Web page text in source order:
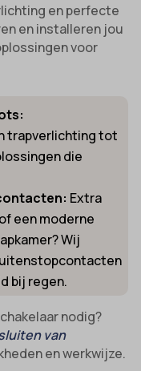
en perfecte
en installeren jou
voor
trapverlichting tot
die
Extra
een moderne
Wij
bij regen.
nodig?
van
en werkwijze.